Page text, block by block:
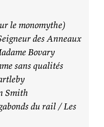
le monomythe)
des Anneaux
Bovary
sans qualités
Smith
du rail / Les